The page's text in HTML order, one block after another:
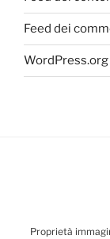
Feed dei
WordPress.org
Proprietà